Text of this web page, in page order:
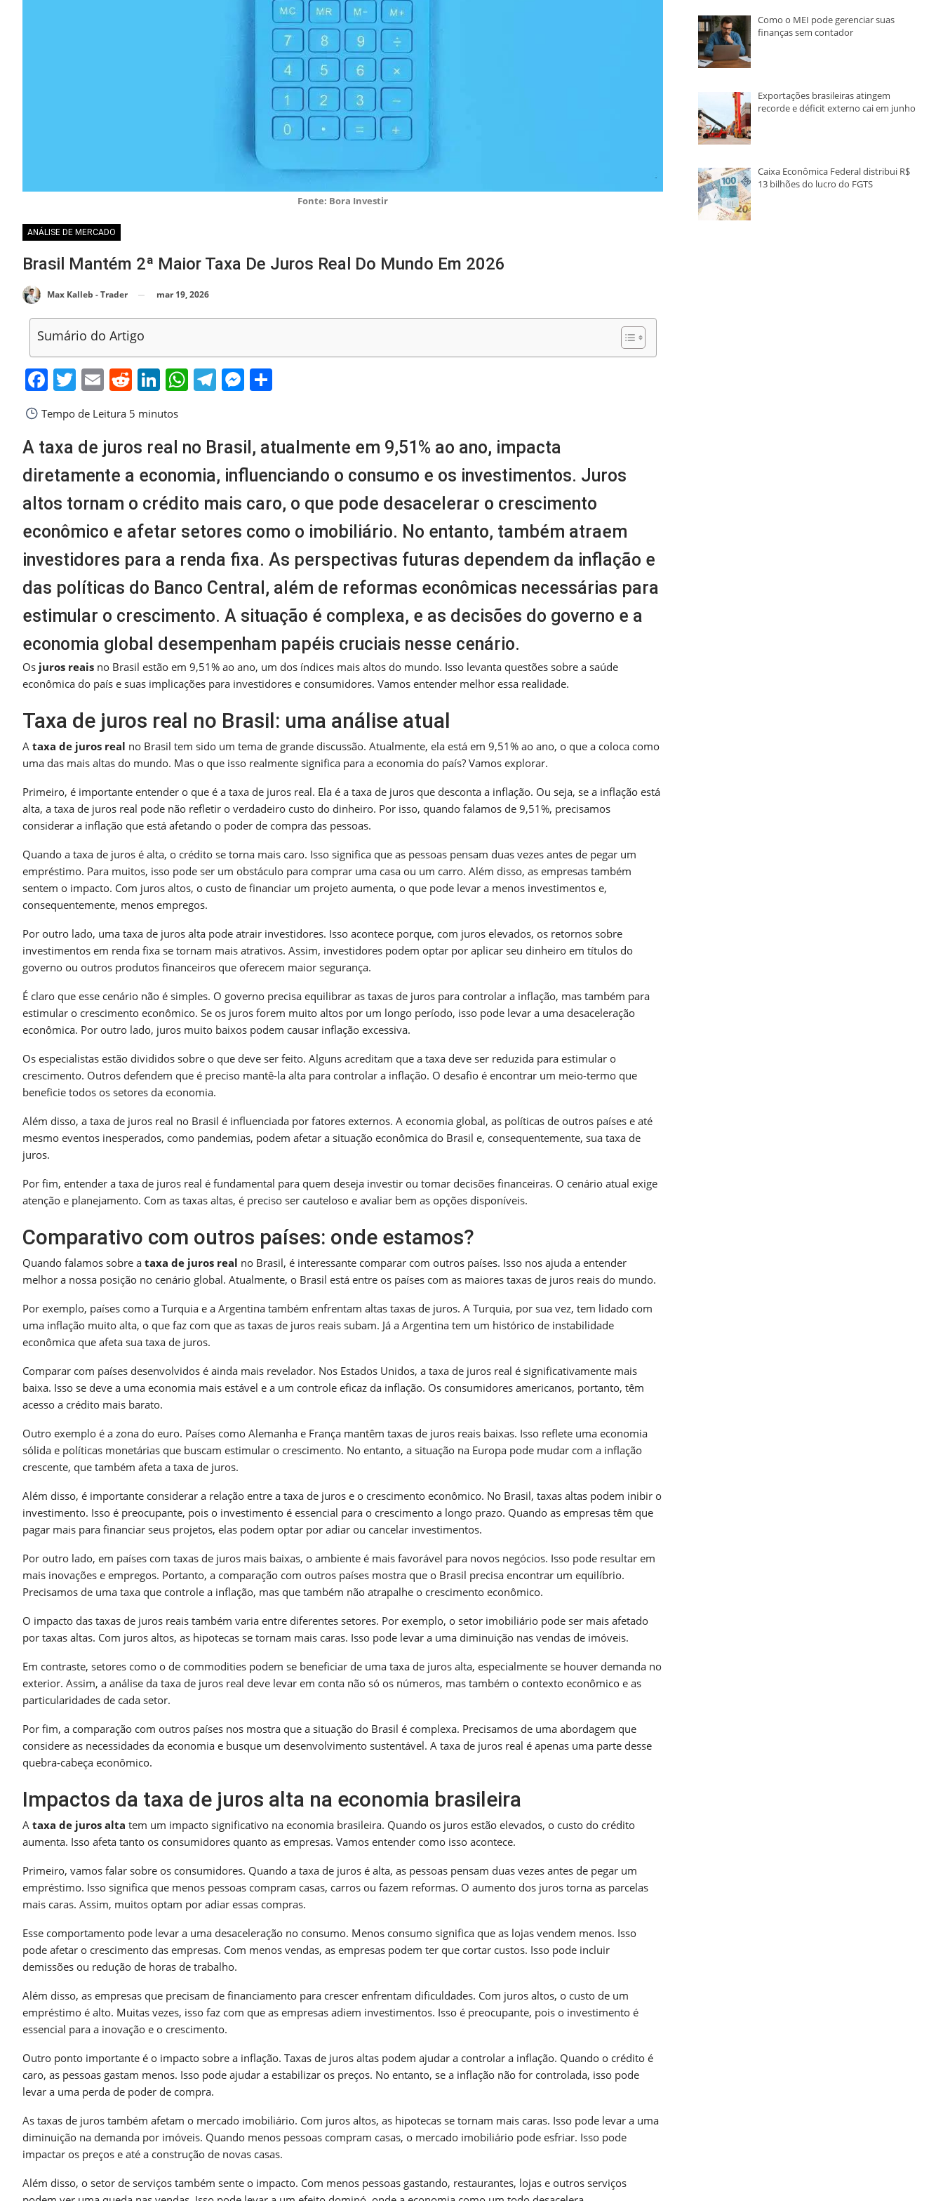
Fonte: Bora Investir
ANÁLISE DE MERCADO
Brasil Mantém 2ª Maior Taxa De Juros Real Do Mundo Em 2026
Max Kalleb - Trader mar 19, 2026
Sumário do Artigo
Facebook
Twitter
EmailReddit
LinkedIn
WhatsApp
Telegram
Messenger
Tempo de Leitura 5 minutos
A taxa de juros real no Brasil, atualmente em 9,51% ao ano, impacta
diretamente a economia, influenciando o consumo e os investimentos. Juros
altos tornam o crédito mais caro, o que pode desacelerar o crescimento
econômico e afetar setores como o imobiliário. No entanto, também atraem
investidores para a renda fixa. As perspectivas futuras dependem da inflação e
das políticas do Banco Central, além de reformas econômicas necessárias para
estimular o crescimento. A situação é complexa, e as decisões do governo e a
economia global desempenham papéis cruciais nesse cenário.
Os juros reais no Brasil estão em 9,51% ao ano, um dos índices mais altos do mundo. Isso levanta questões sobre a saúde
econômica do país e suas implicações para investidores e consumidores. Vamos entender melhor essa realidade.
Taxa de juros real no Brasil: uma análise atual
A taxa de juros real no Brasil tem sido um tema de grande discussão. Atualmente, ela está em 9,51% ao ano, o que a coloca como
uma das mais altas do mundo. Mas o que isso realmente significa para a economia do país? Vamos explorar.
Primeiro, é importante entender o que é a taxa de juros real. Ela é a taxa de juros que desconta a inflação. Ou seja, se a inflação está
alta, a taxa de juros real pode não refletir o verdadeiro custo do dinheiro. Por isso, quando falamos de 9,51%, precisamos
considerar a inflação que está afetando o poder de compra das pessoas.
Quando a taxa de juros é alta, o crédito se torna mais caro. Isso significa que as pessoas pensam duas vezes antes de pegar um
empréstimo. Para muitos, isso pode ser um obstáculo para comprar uma casa ou um carro. Além disso, as empresas também
sentem o impacto. Com juros altos, o custo de financiar um projeto aumenta, o que pode levar a menos investimentos e,
consequentemente, menos empregos.
Por outro lado, uma taxa de juros alta pode atrair investidores. Isso acontece porque, com juros elevados, os retornos sobre
investimentos em renda fixa se tornam mais atrativos. Assim, investidores podem optar por aplicar seu dinheiro em títulos do
governo ou outros produtos financeiros que oferecem maior segurança.
É claro que esse cenário não é simples. O governo precisa equilibrar as taxas de juros para controlar a inflação, mas também para
estimular o crescimento econômico. Se os juros forem muito altos por um longo período, isso pode levar a uma desaceleração
econômica. Por outro lado, juros muito baixos podem causar inflação excessiva.
Os especialistas estão divididos sobre o que deve ser feito. Alguns acreditam que a taxa deve ser reduzida para estimular o
crescimento. Outros defendem que é preciso mantê-la alta para controlar a inflação. O desafio é encontrar um meio-termo que
beneficie todos os setores da economia.
Além disso, a taxa de juros real no Brasil é influenciada por fatores externos. A economia global, as políticas de outros países e até
mesmo eventos inesperados, como pandemias, podem afetar a situação econômica do Brasil e, consequentemente, sua taxa de
juros.
Por fim, entender a taxa de juros real é fundamental para quem deseja investir ou tomar decisões financeiras. O cenário atual exige
atenção e planejamento. Com as taxas altas, é preciso ser cauteloso e avaliar bem as opções disponíveis.
Comparativo com outros países: onde estamos?
Quando falamos sobre a taxa de juros real no Brasil, é interessante comparar com outros países. Isso nos ajuda a entender
melhor a nossa posição no cenário global. Atualmente, o Brasil está entre os países com as maiores taxas de juros reais do mundo.
Por exemplo, países como a Turquia e a Argentina também enfrentam altas taxas de juros. A Turquia, por sua vez, tem lidado com
uma inflação muito alta, o que faz com que as taxas de juros reais subam. Já a Argentina tem um histórico de instabilidade
econômica que afeta sua taxa de juros.
Comparar com países desenvolvidos é ainda mais revelador. Nos Estados Unidos, a taxa de juros real é significativamente mais
baixa. Isso se deve a uma economia mais estável e a um controle eficaz da inflação. Os consumidores americanos, portanto, têm
acesso a crédito mais barato.
Outro exemplo é a zona do euro. Países como Alemanha e França mantêm taxas de juros reais baixas. Isso reflete uma economia
sólida e políticas monetárias que buscam estimular o crescimento. No entanto, a situação na Europa pode mudar com a inflação
crescente, que também afeta a taxa de juros.
Além disso, é importante considerar a relação entre a taxa de juros e o crescimento econômico. No Brasil, taxas altas podem inibir o
investimento. Isso é preocupante, pois o investimento é essencial para o crescimento a longo prazo. Quando as empresas têm que
pagar mais para financiar seus projetos, elas podem optar por adiar ou cancelar investimentos.
Por outro lado, em países com taxas de juros mais baixas, o ambiente é mais favorável para novos negócios. Isso pode resultar em
mais inovações e empregos. Portanto, a comparação com outros países mostra que o Brasil precisa encontrar um equilíbrio.
Precisamos de uma taxa que controle a inflação, mas que também não atrapalhe o crescimento econômico.
O impacto das taxas de juros reais também varia entre diferentes setores. Por exemplo, o setor imobiliário pode ser mais afetado
por taxas altas. Com juros altos, as hipotecas se tornam mais caras. Isso pode levar a uma diminuição nas vendas de imóveis.
Em contraste, setores como o de commodities podem se beneficiar de uma taxa de juros alta, especialmente se houver demanda no
exterior. Assim, a análise da taxa de juros real deve levar em conta não só os números, mas também o contexto econômico e as
particularidades de cada setor.
Por fim, a comparação com outros países nos mostra que a situação do Brasil é complexa. Precisamos de uma abordagem que
considere as necessidades da economia e busque um desenvolvimento sustentável. A taxa de juros real é apenas uma parte desse
quebra-cabeça econômico.
Impactos da taxa de juros alta na economia brasileira
A taxa de juros alta tem um impacto significativo na economia brasileira. Quando os juros estão elevados, o custo do crédito
aumenta. Isso afeta tanto os consumidores quanto as empresas. Vamos entender como isso acontece.
Primeiro, vamos falar sobre os consumidores. Quando a taxa de juros é alta, as pessoas pensam duas vezes antes de pegar um
empréstimo. Isso significa que menos pessoas compram casas, carros ou fazem reformas. O aumento dos juros torna as parcelas
mais caras. Assim, muitos optam por adiar essas compras.
Esse comportamento pode levar a uma desaceleração no consumo. Menos consumo significa que as lojas vendem menos. Isso
pode afetar o crescimento das empresas. Com menos vendas, as empresas podem ter que cortar custos. Isso pode incluir
demissões ou redução de horas de trabalho.
Além disso, as empresas que precisam de financiamento para crescer enfrentam dificuldades. Com juros altos, o custo de um
empréstimo é alto. Muitas vezes, isso faz com que as empresas adiem investimentos. Isso é preocupante, pois o investimento é
essencial para a inovação e o crescimento.
Outro ponto importante é o impacto sobre a inflação. Taxas de juros altas podem ajudar a controlar a inflação. Quando o crédito é
caro, as pessoas gastam menos. Isso pode ajudar a estabilizar os preços. No entanto, se a inflação não for controlada, isso pode
levar a uma perda de poder de compra.
As taxas de juros também afetam o mercado imobiliário. Com juros altos, as hipotecas se tornam mais caras. Isso pode levar a uma
diminuição na demanda por imóveis. Quando menos pessoas compram casas, o mercado imobiliário pode esfriar. Isso pode
impactar os preços e até a construção de novas casas.
Além disso, o setor de serviços também sente o impacto. Com menos pessoas gastando, restaurantes, lojas e outros serviços
Como o MEI pode gerenciar suas
finanças sem contador
Exportações brasileiras atingem
recorde e déficit externo cai em junho
Caixa Econômica Federal distribui R$
13 bilhões do lucro do FGTS